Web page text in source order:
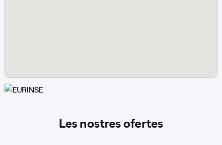
Les nostres ofertes